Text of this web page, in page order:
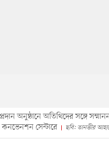
অনুষ্ঠানে অতিথিদের সঙ্গে
কনভেনশন সেন্টারে
ছবি: তানভীর